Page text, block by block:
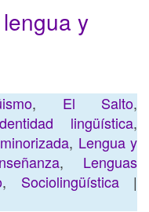
y
, El Salto,
lingüística,
, Lengua y
, Lenguas
, Sociolingüística|